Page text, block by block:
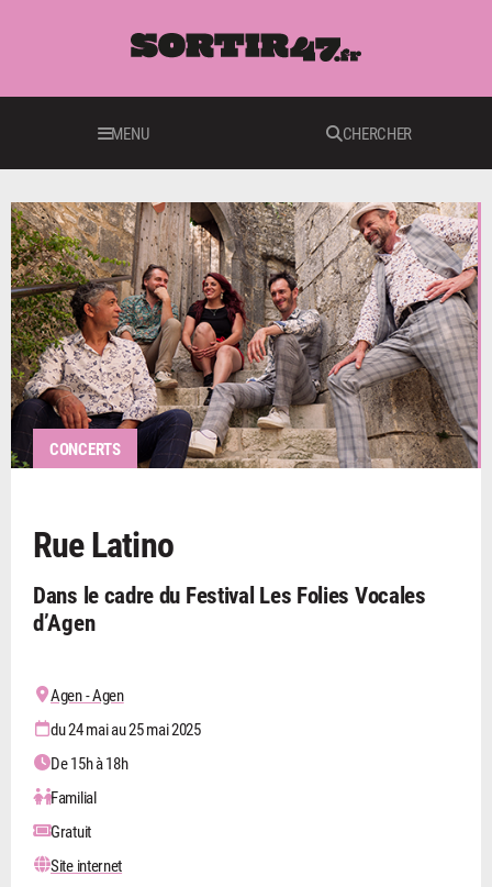
MENU CHERCHER
CONCERTS
Rue Latino
Dans le cadre du Festival Les Folies Vocales
d’Agen
Agen - Agen
du 24 mai au 25 mai 2025
De 15h à 18h
Familial
Gratuit
Site internet